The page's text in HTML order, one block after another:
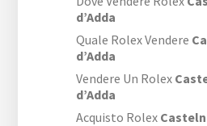
d’Adda
Quale Rolex Vendere
d’Adda
Vendere Un Rolex
d’Adda
Acquisto Rolex